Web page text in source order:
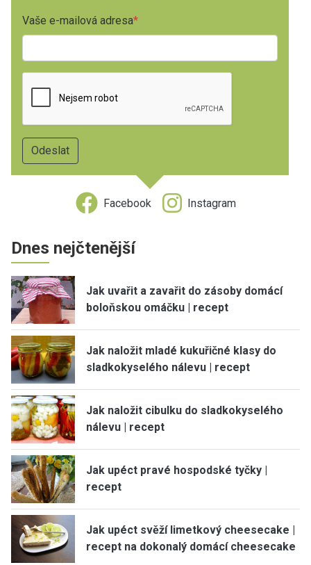
Vaše e-mailová adresa
Facebook Instagram
Dnes nejčtenější
Jak uvařit a zavařit do zásoby domácí
boloňskou omáčku | recept
Jak naložit mladé kukuřičné klasy do
sladkokyselého nálevu | recept
Jak naložit cibulku do sladkokyselého
nálevu | recept
Jak upéct pravé hospodské tyčky |
recept
Jak upéct svěží limetkový cheesecake |
recept na dokonalý domácí cheesecake